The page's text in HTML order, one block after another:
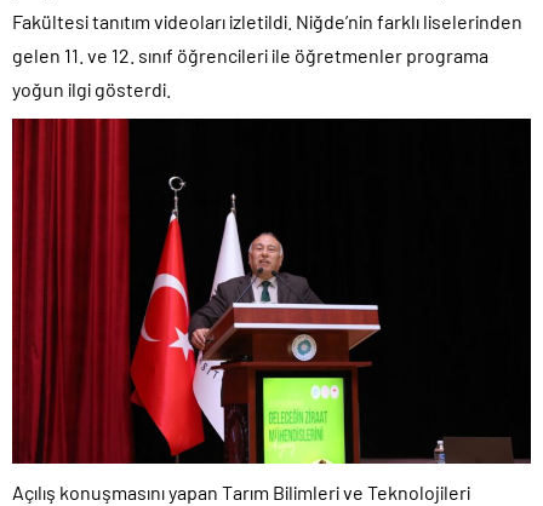
Fakültesi tanıtım videoları izletildi. Niğde’nin farklı liselerinden
gelen 11. ve 12. sınıf öğrencileri ile öğretmenler programa
yoğun ilgi gösterdi.
Açılış konuşmasını yapan Tarım Bilimleri ve Teknolojileri